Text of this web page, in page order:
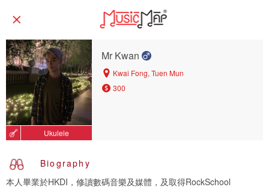
Ukulele
Mr Kwan
Kwai Fong, Tuen Mun
300
Biography
本人畢業於HKDI，修讀數碼音樂及媒體，及取得RockSchool